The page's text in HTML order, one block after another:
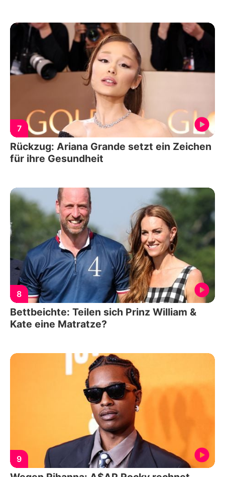
7
Rückzug: Ariana Grande setzt ein Zeichen
für ihre Gesundheit
8
Bettbeichte: Teilen sich Prinz William &
Kate eine Matratze?
9